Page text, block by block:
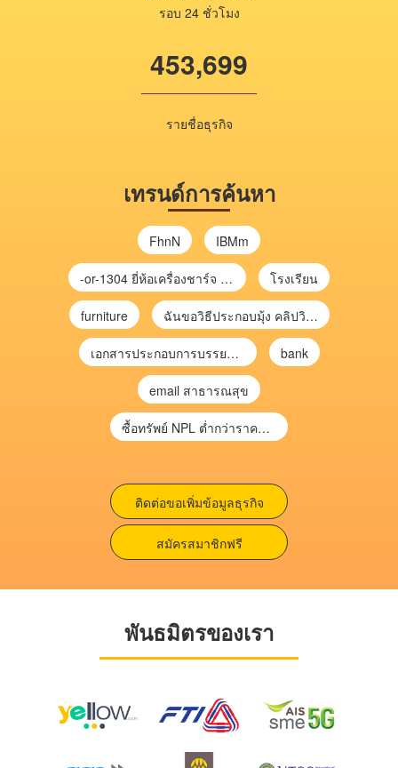
รอบ 24 ชั่วโมง
453,699
รายชื่อธุรกิจ
เทรนด์การค้นหา
FhnN IBMm
-or-1304 ยี่ห้อเครื่องชาร์จ chargecore โรงเรียน
furniture ฉันขอวิธีประกอบมุ้ง คลิปวิดีโอ การประกอบมุ้ง
เอกสารประกอบการบรรยาย การประเมินความเสี่ยงเพื่อวางแผนการตรวจสอบ \ bank
email สาธารณสุข
ซื้อทรัพย์ NPL ต่ำกว่าราคาตลาด 30-70% แบบไม่ต้องไปประมูล”
ติดต่อขอเพิ่มข้อมูลธุรกิจ
สมัครสมาชิกฟรี
พันธมิตรของเรา